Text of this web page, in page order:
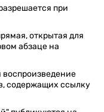
при
открытая для
абзаце на
содержащих ссылку